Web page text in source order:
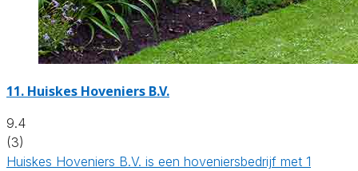
11. Huiskes Hoveniers B.V.
9.4
(3)
Huiskes Hoveniers B.V. is een hoveniersbedrijf met 1